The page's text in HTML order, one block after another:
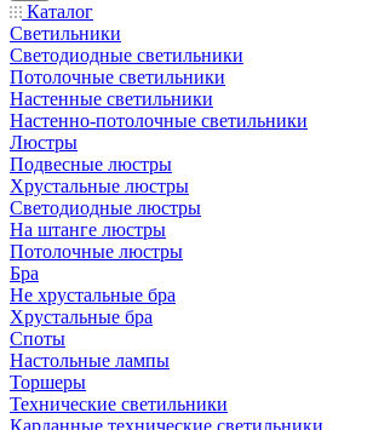
Каталог
Светильники
Светодиодные светильники
Потолочные светильники
Настенные светильники
Настенно-потолочные светильники
Люстры
Подвесные люстры
Хрустальные люстры
Светодиодные люстры
На штанге люстры
Потолочные люстры
Бра
Не хрустальные бра
Хрустальные бра
Споты
Настольные лампы
Торшеры
Технические светильники
Карданные технические светильники